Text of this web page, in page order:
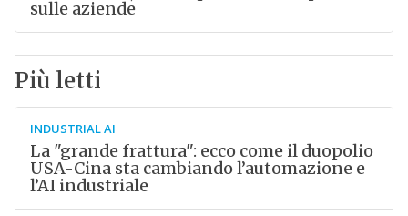
sulle aziende
Più letti
INDUSTRIAL AI
La "grande frattura": ecco come il duopolio
USA-Cina sta cambiando l’automazione e
l’AI industriale